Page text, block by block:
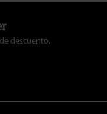
descuento,